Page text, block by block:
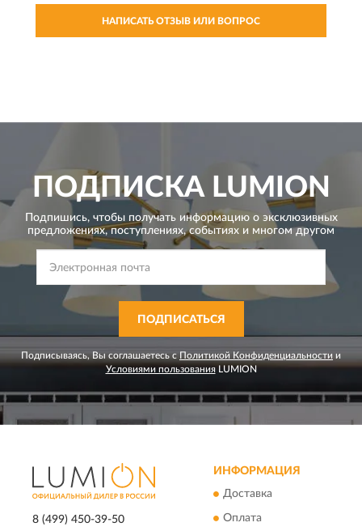
НАПИСАТЬ ОТЗЫВ ИЛИ ВОПРОС
ПОДПИСКАLUMION
Подпишись, чтобы получать информацию о эксклюзивных
предложениях,поступлениях, событиях и многом другом
ПОДПИСАТЬСЯ
Подписываясь, Вы соглашаетесь сПолитикой Конфиденциальности и
Условиями пользованияLUMION
8 (499) 450-39-50
ИНФОРМАЦИЯ
Доставка
Оплата